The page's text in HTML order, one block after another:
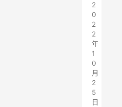
2
0
2
2
年
1
0
月
2
5
日